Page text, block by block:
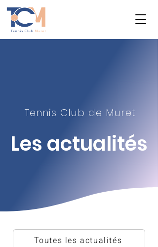
Tennis Club de Muret
Les actualités
Toutes les actualités